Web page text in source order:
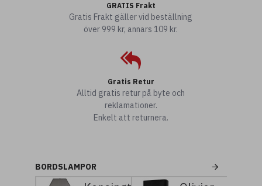
GRATIS Frakt
Gratis Frakt gäller vid beställning
över 999 kr, annars 109 kr.
Gratis Retur
Alltid gratis retur på byte och
reklamationer.
Enkelt att returnera.
BORDSLAMPOR